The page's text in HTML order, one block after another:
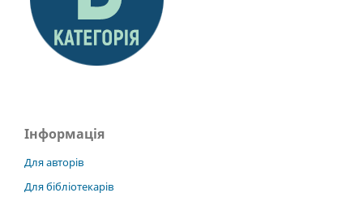
Інформація
Для авторів
Для бібліотекарів